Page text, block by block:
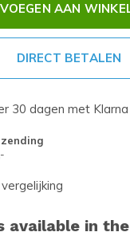
AAN
DIRECT BETALEN
30 dagen met Klarna
available in